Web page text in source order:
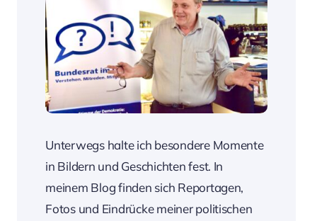
Unterwegs halte ich besondere Momente
in Bildern und Geschichten fest. In
meinem Blog finden sich Reportagen,
Fotos und Eindrücke meiner politischen